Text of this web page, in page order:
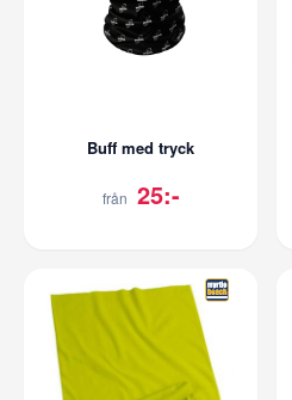
Buff med tryck
från 25:-